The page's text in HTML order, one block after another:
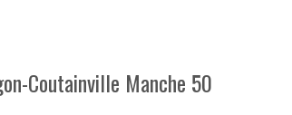
Coutainville Manche 50